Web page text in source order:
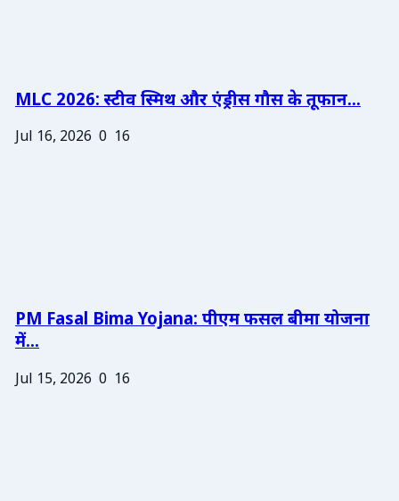
MLC 2026: स्टीव स्मिथ और एंड्रीस गौस के तूफान...
Jul 16, 2026 0 16
PM Fasal Bima Yojana: पीएम फसल बीमा योजना
में...
Jul 15, 2026 0 16